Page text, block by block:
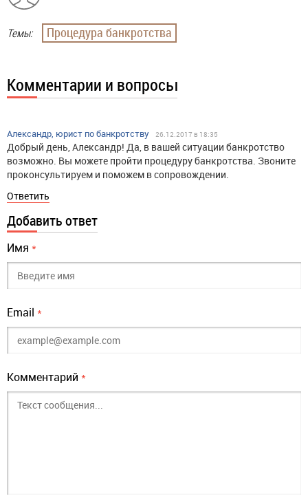
Темы: Процедура банкротства
Комментарии и вопросы
Александр, юрист по банкротству 26.12.2017 в 18:35
Добрый день, Александр! Да, в вашей ситуации банкротство
возможно. Вы можете пройти процедуру банкротства. Звоните
проконсультируем и поможем в сопровождении.
Ответить
Добавить ответ
Имя *
Email *
Комментарий *